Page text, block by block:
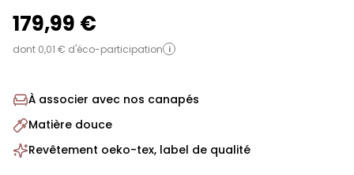
179,99 €
dont 0,01 € d'éco-participation i
À associer avec nos canapés
Matière douce
Revêtement oeko-tex, label de qualité